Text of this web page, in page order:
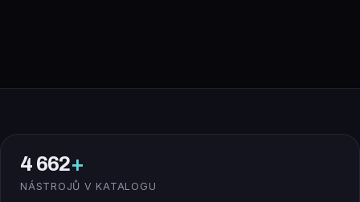
4 662+
NÁSTROJŮ V KATALOGU